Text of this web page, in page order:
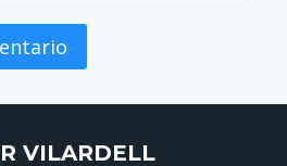
VILARDELL